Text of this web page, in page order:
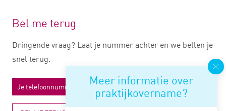
Meer informatie over
praktijkovername?
Bel me terug
Dringende vraag? Laat je nummer achter en we bellen je
snel terug.